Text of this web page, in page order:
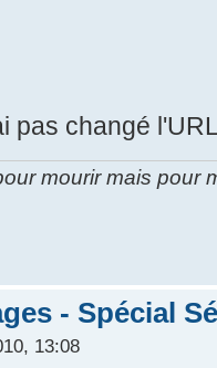
pas changé
mourir mais pour
- Spécial
13:08